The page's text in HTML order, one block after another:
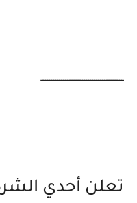
ــــــــــــــــــــــــــــــــــــــــ
تعلن أحدي